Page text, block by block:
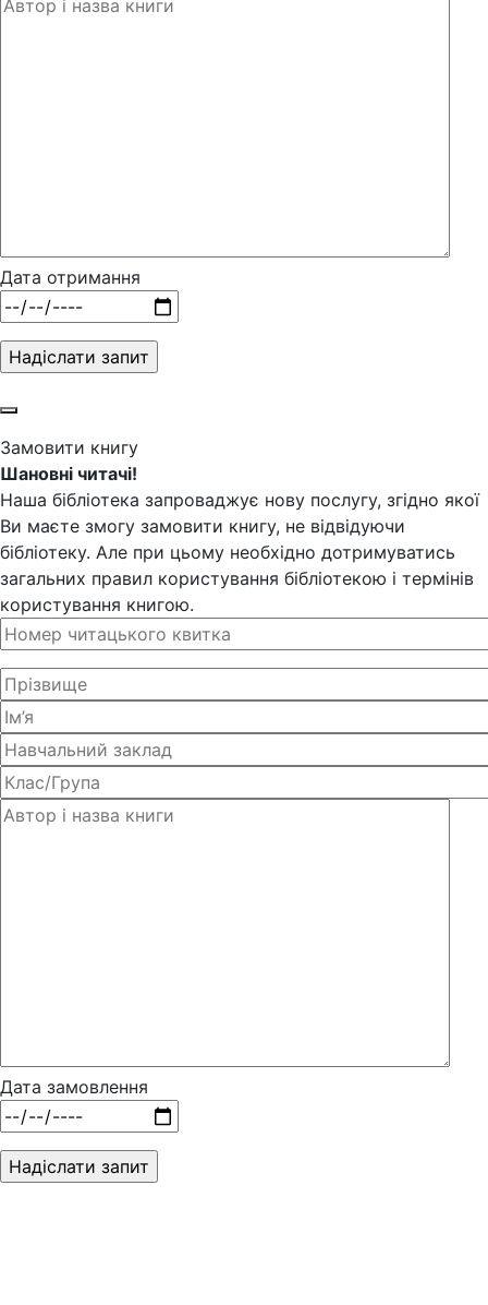
Дата отримання
Замовити книгу
Шановні читачі!
Наша бібліотека запроваджує нову послугу, згідно якої
Ви маєте змогу замовити книгу, не відвідуючи
бібліотеку. Але при цьому необхідно дотримуватись
загальних правил користування бібліотекою і термінів
користування книгою.
Дата замовлення